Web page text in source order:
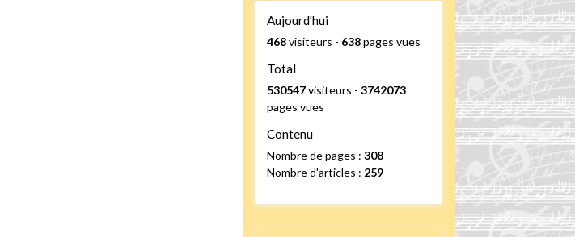
Aujourd'hui
468visiteurs - 638pages vues
Total
530547visiteurs -3742073
pages vues
Contenu
Nombre de pages :308
Nombre d'articles : 259